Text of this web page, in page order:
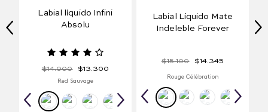
Labial líquido Infini
Absolu
$14.000 $13.300
Red Sauvage
Labial Líquido Mate
Indeleble Forever
$15.100 $14.345
Rouge Célébration